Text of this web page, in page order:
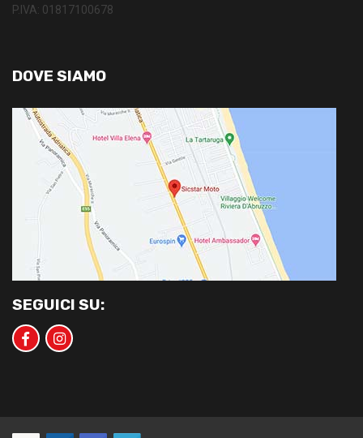
P.IVA: 01817100678
DOVE SIAMO
SEGUICI SU: